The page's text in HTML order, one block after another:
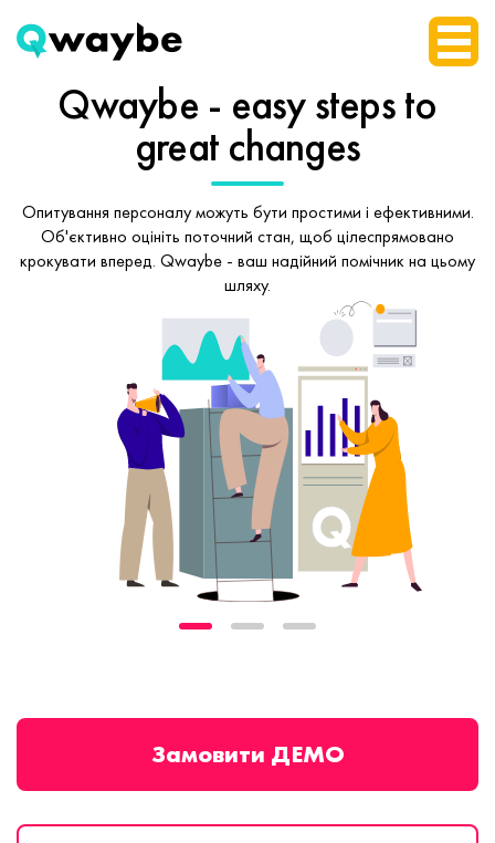
Qwaybe - easy stepsto
great changes
Опитування персоналу можуть бути простими і ефективними.
Об'єктивно оцініть поточний стан, щоб цілеспрямовано
крокувати вперед. Qwaybe - ваш надійний помічник на цьому
шляху.
Замовити ДЕМО